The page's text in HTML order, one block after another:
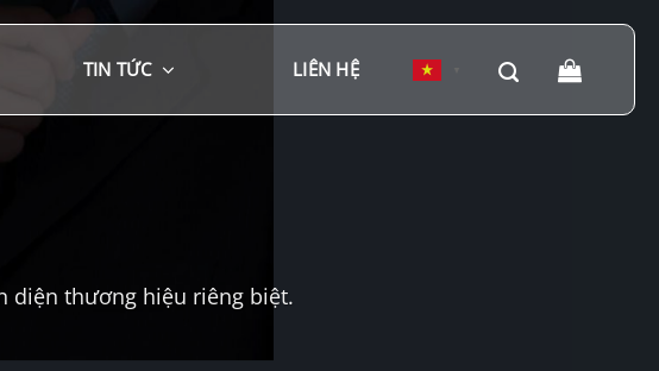
TIN TỨC LIÊN HỆ
diện thương hiệu riêng biệt.